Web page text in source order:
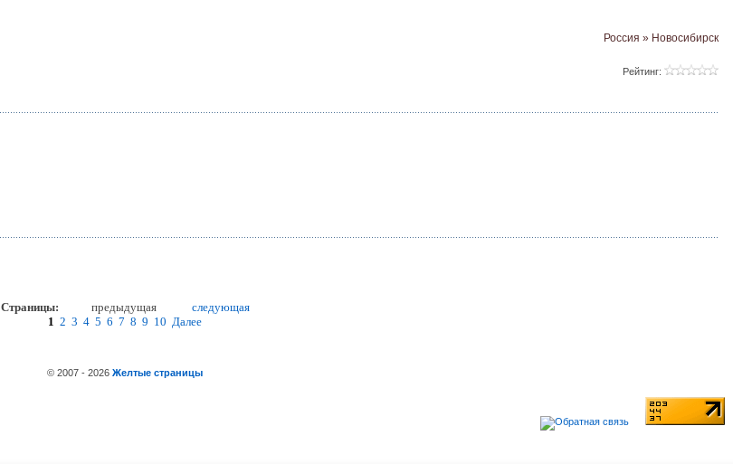
Россия » Новосибирск
Рейтинг:
Страницы: предыдущая следующая
1 2 3 4 5 6 7 8 9 10 Далее
© 2007 - 2026 Желтые страницы